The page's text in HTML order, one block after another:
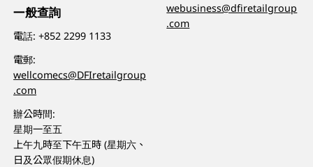
一般查詢
電話:+852 2299 1133
電郵:
wellcomecs@DFIretailgroup
.com
辦公時間:
星期一至五
上午九時至下午五時 (星期六、
日及公眾假期休息)
webusiness@dfiretailgroup
.com